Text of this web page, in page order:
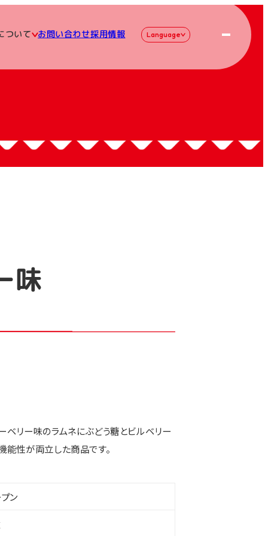
ついて お問い合わせ採用情報 Language
味
ベリー味のラムネにぶどう糖とビルベリー
能性が両立した商品です。
ン